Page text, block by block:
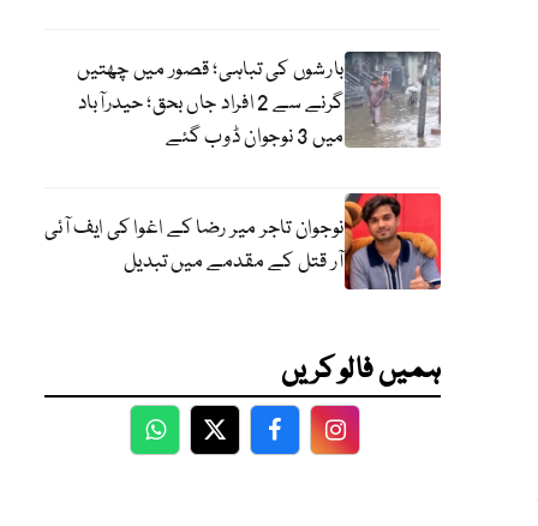
بارشوں کی تباہی؛ قصور میں چھتیں
گرنے سے 2 افراد جاں بحق؛ حیدرآباد
میں 3 نوجوان ڈوب گئے
نوجوان تاجر میر رضا کے اغوا کی ایف آئی
آر قتل کے مقدمے میں تبدیل
ہمیں فالو کریں
WhatsApp
TwitterFacebookFacebook